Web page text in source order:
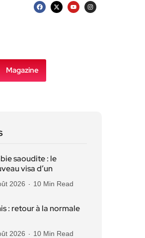
Magazine
saoudite : le
visa d’un
2026 10 Min Read
: retour à la normale
2026 10 Min Read